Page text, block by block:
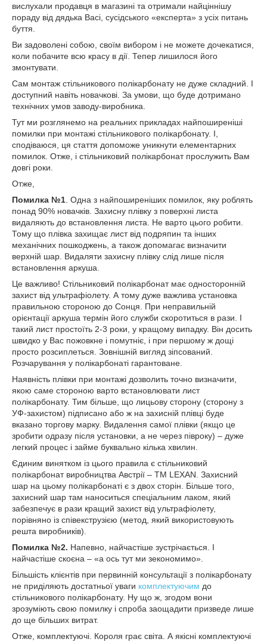
вислухали продавця в магазині та отримали найціннішу
пораду від дядька Васі, сусідського «експерта» з усіх питань
буття.
Ви задоволені собою, своїм вибором і не можете дочекатися,
коли побачите всю красу в дії. Тепер лишилося його
змонтувати.
Сам монтаж стільникового полікарбонату не дуже складний. І
доступний навіть новачкові. За умови, що буде дотримано
технічних умов заводу-виробника.
Тут ми розглянемо на реальних прикладах найпоширеніші
помилки при монтажі стільникового полікарбонату. І,
сподіваюся, ця стаття допоможе уникнути елементарних
помилок. Отже, і стільниковий полікарбонат прослужить Вам
довгі роки.
Отже,
Помилка №1 . Одна з найпоширеніших помилок, яку роблять
понад 90% новачків. Захисну плівку з поверхні листа
видаляють до встановлення листа. Не варто цього робити.
Тому що плівка захищає лист від подряпин та інших
механічних пошкоджень, а також допомагає визначити
верхній шар. Видаляти захисну плівку слід лише після
встановлення аркуша.
Це важливо! Стільниковий полікарбонат має односторонній
захист від ультрафіолету. А тому дуже важлива установка
правильною стороною до Сонця. При неправильній
орієнтації аркуша термін його служби скоротиться в рази. І
такий лист простоїть 2-3 роки, у кращому випадку. Він досить
швидко у Вас пожовкне і помутніє, і при першому ж дощі
просто розсиплеться. Зовнішній вигляд зіпсований.
Розчарування у полікарбонаті гарантоване.
Наявність плівки при монтажі дозволить точно визначити,
якою саме стороною варто встановлювати лист
полікарбонату. Тим більше, що лицьову сторону (сторону з
УФ-захистом) підписано або ж на захисній плівці буде
вказано торгову марку. Видалення самої плівки (якщо це
зробити одразу після установки, а не через півроку) – дуже
легкий процес і займе буквально кілька хвилин.
Єдиним винятком із цього правила є стільниковий
полікарбонат виробництва Австрії – TM LEXAN. Захисний
шар на цьому полікарбонаті є з двох сторін. Більше того,
захисний шар там наноситься спеціальним лаком, який
забезпечує в рази кращий захист від ультрафіолету,
порівняно із співекструзією (метод, який використовують
решта виробників).
Помилка №2. Напевно, найчастіше зустрічається. І
найчастіше скоєна – «а ось тут ми зекономимо».
Більшість клієнтів при первинній консультації з полікарбонату
не приділяють достатньої уваги комплектуючим до
стільникового полікарбонату. Ну що ж, згодом вони
зрозуміють свою помилку і спроба заощадити призведе лише
до ще більших витрат.
Отже, комплектуючі. Короля грає світа. А якісні комплектуючі